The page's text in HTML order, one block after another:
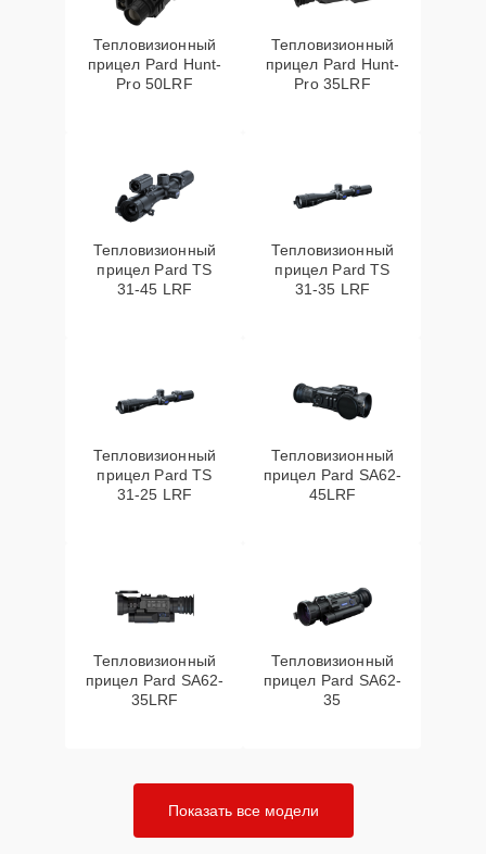
Тепловизионный
прицел Pard Hunt-
Pro 50LRF
Тепловизионный
прицел Pard Hunt-
Pro 35LRF
Тепловизионный
прицел Pard TS
31-45 LRF
Тепловизионный
прицел Pard TS
31-35 LRF
Тепловизионный
прицел Pard TS
31-25 LRF
Тепловизионный
прицел Pard SA62-
45LRF
Тепловизионный
прицел Pard SA62-
35LRF
Тепловизионный
прицел Pard SA62-
35
Показать все модели